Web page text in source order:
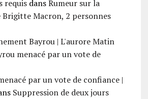
requisdansRumeur sur la
Macron, 2 personnes
Bayrou | L'aurore Matin
menacé par un vote de
par un vote de confiance |
Suppression de deux jours